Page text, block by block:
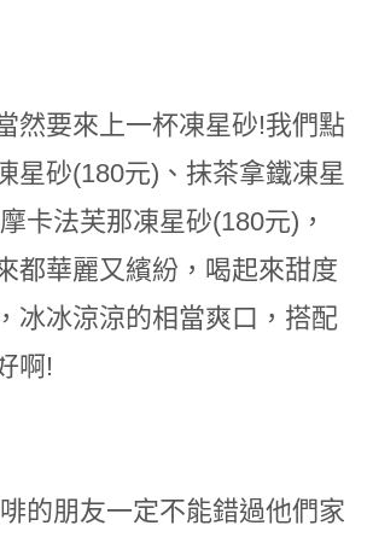
然要來上一杯凍星砂!我們點
星砂(180元)、抹茶拿鐵凍星
卡法芙那凍星砂(180元)，
都華麗又繽紛，喝起來甜度
冰冰涼涼的相當爽口，搭配
啊!
的朋友一定不能錯過他們家